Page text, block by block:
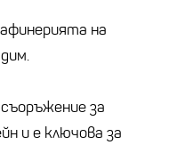
на
за
и е ключова за